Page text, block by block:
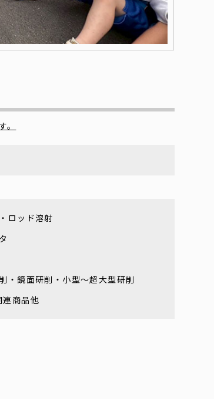
ロッド溶射
・鏡面研削・小型～超大型研削
商品他